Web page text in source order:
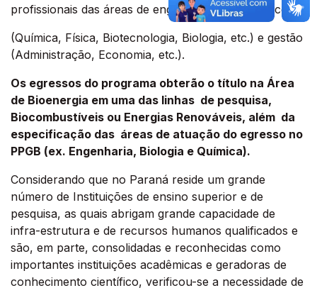
profissionais das áreas de engenharias, tecnológicos
(Química, Física, Biotecnologia, Biologia, etc.) e gestão
(Administração, Economia, etc.).
Os egressos do programa obterão o título na Área
de Bioenergia em uma das linhas de pesquisa,
Biocombustíveis ou Energias Renováveis, além da
especificação das áreas de atuação do egresso no
PPGB (ex. Engenharia, Biologia e Química).
Considerando que no Paraná reside um grande
número de Instituições de ensino superior e de
pesquisa, as quais abrigam grande capacidade de
infra-estrutura e de recursos humanos qualificados e
são, em parte, consolidadas e reconhecidas como
importantes instituições acadêmicas e geradoras de
conhecimento científico, verificou-se a necessidade de